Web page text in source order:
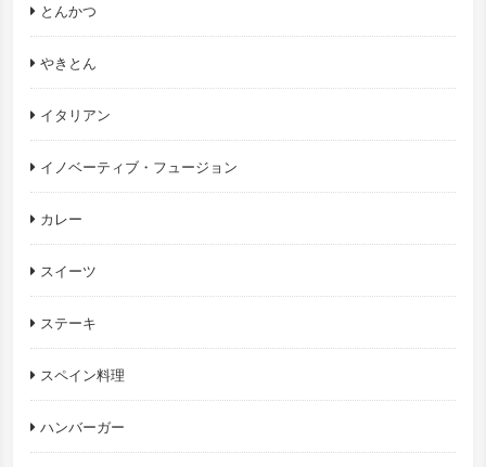
とんかつ
やきとん
イタリアン
イノベーティブ・フュージョン
カレー
スイーツ
ステーキ
スペイン料理
ハンバーガー